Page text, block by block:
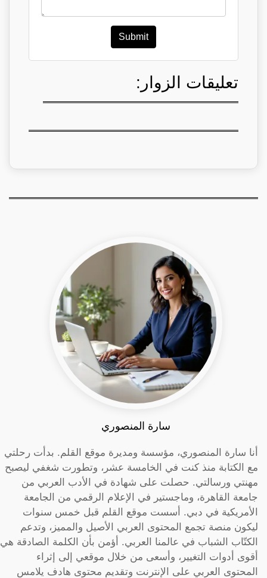
Submit
تعليقات الزوار:
سارة المنصوري
أنا سارة المنصوري، مؤسسة ومديرة موقع القلم. بدأت رحلتي
مع الكتابة منذ كنت في الخامسة عشر، وتطورت شغفي ليصبح
مهنتي ورسالتي. حصلت على شهادة في الأدب العربي من
جامعة القاهرة، وماجستير في الإعلام الرقمي من الجامعة
الأمريكية في دبي. أسست موقع القلم قبل خمس سنوات
ليكون منصة تجمع المحتوى العربي الأصيل والمميز، وتدعم
الكتّاب الشباب في عالمنا العربي. أؤمن بأن الكلمة الصادقة هي
أقوى أدوات التغيير، وأسعى من خلال موقعي إلى إثراء
المحتوى العربي على الإنترنت وتقديم محتوى هادف يلامس